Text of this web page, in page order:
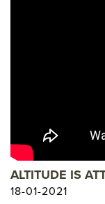
ALTITUDE IS
18-01-2021